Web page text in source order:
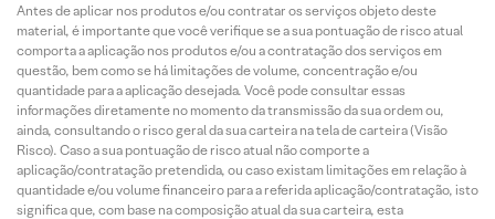
Antes de aplicar nos produtos e/ou contratar os serviços objeto deste
material, é importante que você verifique se a sua pontuação de risco atual
comporta a aplicação nos produtos e/ou a contratação dos serviços em
questão, bem como se há limitações de volume, concentração e/ou
quantidade para a aplicação desejada. Você pode consultar essas
informações diretamente no momento da transmissão da sua ordem ou,
ainda, consultando o risco geral da sua carteira na tela de carteira (Visão
Risco). Caso a sua pontuação de risco atual não comporte a
aplicação/contratação pretendida, ou caso existam limitações em relação à
quantidade e/ou volume financeiro para a referida aplicação/contratação, isto
significa que, com base na composição atual da sua carteira, esta